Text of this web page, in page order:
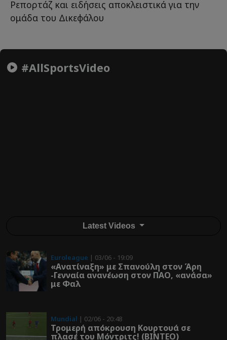
Ρεπορτάζ και ειδήσεις αποκλειστικά για την
ομάδα του Δικεφάλου
#AllSportsVideo
Latest Videos
Euroleague | 03/06 - 19:09
«Ανατίναξη» με Σπανούλη στον Άρη
-Γενναία ανανέωση στον ΠΑΟ, «ανάσα»
με Φαλ
Mundial | 02/06 - 20:48
Τρομερή απόκρουση Κουρτουά σε
πλασέ του Μόντριτς! (ΒΙΝΤΕΟ)